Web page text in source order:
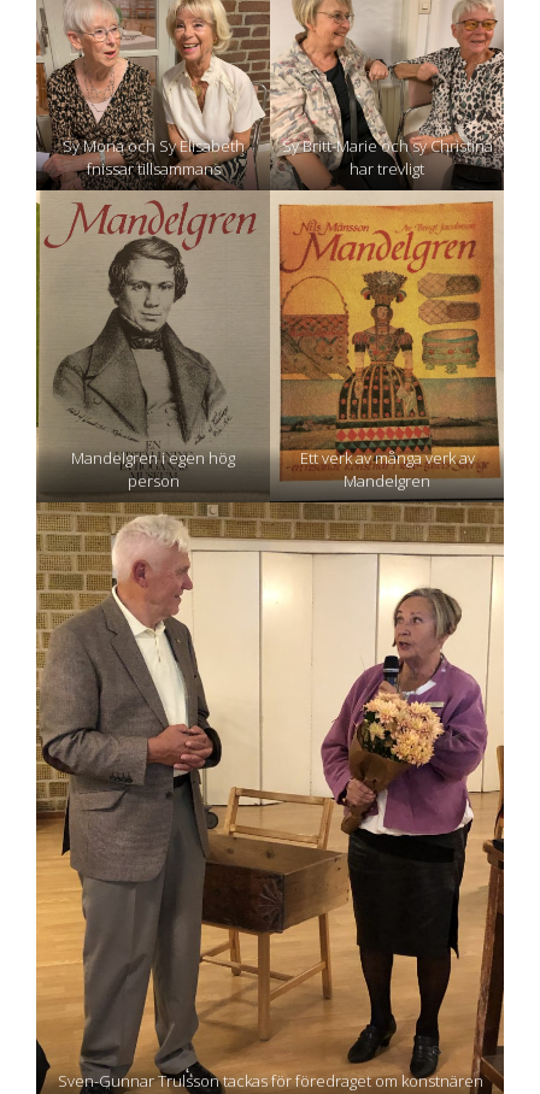
Sy Mona och Sy Elisabeth
fnissar tillsammans
Sy Britt-Marie och sy Christina
har trevligt
Mandelgren i egen hög
person
Ett verk av många verk av
Mandelgren
Sven-Gunnar Trulsson tackas för föredraget om konstnären